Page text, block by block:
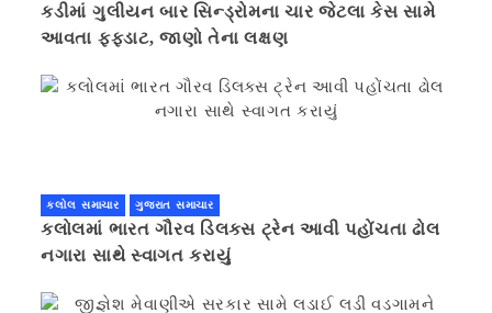
કડીમાં ગુલીયન બાર સિન્ડ્રોમના ચાર જેટલા કેસ સામે
આવતા ફફડાટ, જાણો તેના લક્ષણ
કલોલ સમાચાર ગુજરાત સમાચાર
કલોલમાં ભારત ગૌરવ ડિલક્સ ટ્રેન આવી પહોંચતા ઢોલ
નગારા સાથે સ્વાગત કરાયું